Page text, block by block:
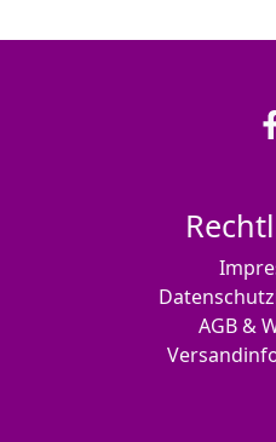
AGB &